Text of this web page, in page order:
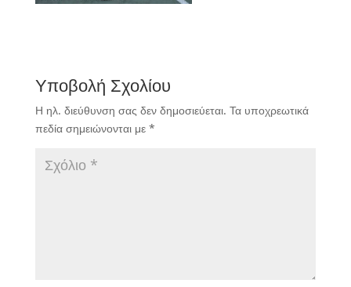
Υποβολή Σχολίου
Η ηλ. διεύθυνση σας δεν δημοσιεύεται. Τα υποχρεωτικά
πεδία σημειώνονται με *